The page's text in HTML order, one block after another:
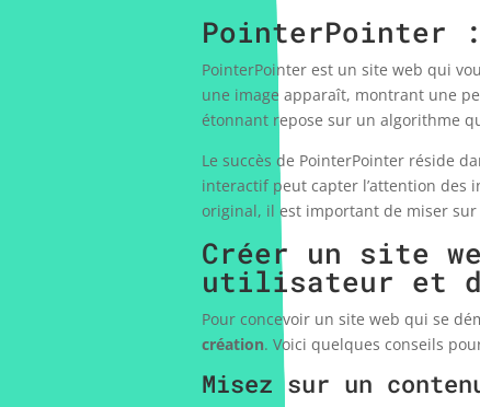
PointerPointer est un site web qui
une image apparaît, montrant une
étonnant repose sur un algorithme
Le succès de PointerPointer réside
interactif peut capter l’attention des
original, il est important de miser
Créer un site
utilisateur et
Pour concevoir un site web qui se
création. Voici quelques conseils
Misez sur un